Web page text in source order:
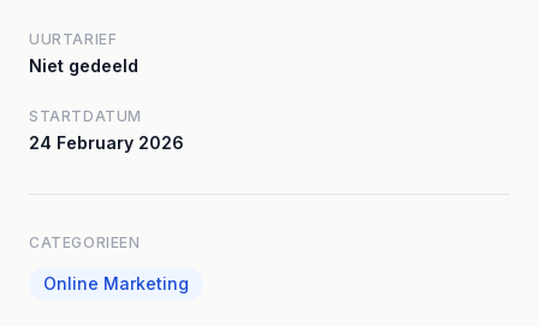
UURTARIEF
Niet gedeeld
STARTDATUM
24 February 2026
CATEGORIEEN
Online Marketing